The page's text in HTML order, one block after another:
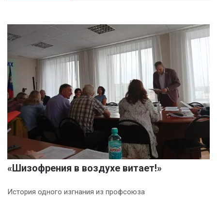
«Шизофрения в воздухе витает!»
История одного изгнания из профсоюза